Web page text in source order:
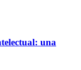
una